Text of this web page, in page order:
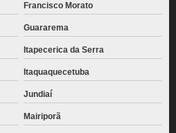
Francisco Morato
Guararema
Itapecerica da Serra
Itaquaquecetuba
Jundiaí
Mairiporã